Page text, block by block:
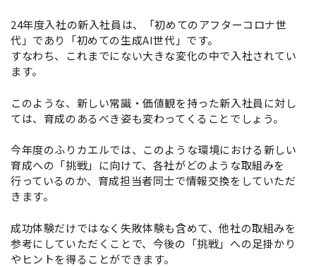
24年度入社の新入社員は、「初めてのアフターコロナ世
代」であり「初めての生成AI世代」です。
すなわち、これまでにない大きな変化の中で入社されてい
ます。
このような、新しい常識・価値観を持った新入社員に対し
ては、育成のあるべき姿も変わってくることでしょう。
今年度のふりカエルでは、このような環境における新しい
育成への「挑戦」に向けて、各社がどのような取組みを
行っているのか、育成担当者同士で情報交換をしていただ
きます。
成功体験だけではなく失敗体験も含めて、他社の取組みを
参考にしていただくことで、今後の「挑戦」への足掛かり
やヒントを得ることができます。